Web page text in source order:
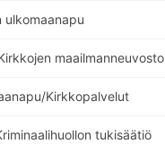
ulkomaanapu
maailmanneuvosto
Kirkkopalvelut
tukisäätiö